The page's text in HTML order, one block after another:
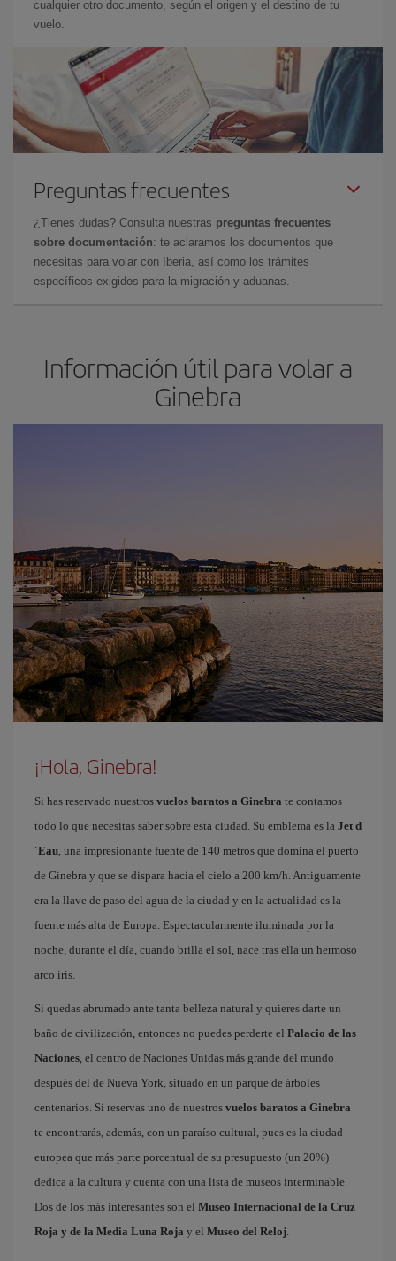
cualquier otro documento, según el origen y el destino de tu
vuelo.
Preguntas frecuentes
¿Tienes dudas? Consulta nuestras preguntas frecuentes
sobre documentación: te aclaramos los documentos que
necesitas para volar con Iberia, así como los trámites
específicos exigidos para la migración y aduanas.
Información útil para volar a
Ginebra
¡Hola, Ginebra!
Si has reservado nuestros vuelos baratos a Ginebra te contamos
todo lo que necesitas saber sobre esta ciudad. Su emblema es la Jet d
´Eau, una impresionante fuente de 140 metros que domina el puerto
de Ginebra y que se dispara hacia el cielo a 200 km/h. Antiguamente
era la llave de paso del agua de la ciudad y en la actualidad es la
fuente más alta de Europa. Espectacularmente iluminada por la
noche, durante el día, cuando brilla el sol, nace tras ella un hermoso
arco iris.
Si quedas abrumado ante tanta belleza natural y quieres darte un
baño de civilización, entonces no puedes perderte el Palacio de las
Naciones, el centro de Naciones Unidas más grande del mundo
después del de Nueva York, situado en un parque de árboles
centenarios. Si reservas uno de nuestros vuelos baratos a Ginebra
te encontrarás, además, con un paraíso cultural, pues es la ciudad
europea que más parte porcentual de su presupuesto (un 20%)
dedica a la cultura y cuenta con una lista de museos interminable.
Dos de los más interesantes son el Museo Internacional de la Cruz
Roja y de la Media Luna Roja y el Museo del Reloj.